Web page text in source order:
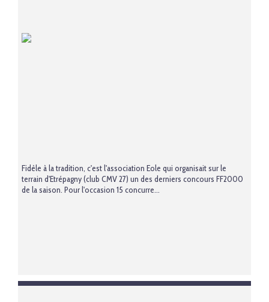
Fidèle à la tradition, c'est l'association Eole qui organisait sur le
terrain d'Etrépagny (club CMV 27) un des derniers concours FF2000
de la saison. Pour l'occasion 15 concurre...